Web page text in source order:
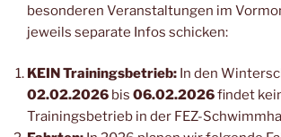
besonderen Veranstaltungen im
jeweils separate Infos schicken:
KEIN Trainingsbetrieb: In den
02.02.2026 bis 06.02.2026findet
Trainingsbetrieb in der FEZ-